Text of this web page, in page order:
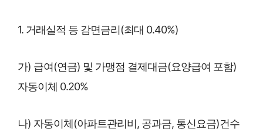
1. 거래실적 등 감면금리(최대 0.40%)
가) 급여(연금) 및 가맹점 결제대금(요양급여 포함)
자동이체 0.20%
나) 자동이체(아파트관리비, 공과금, 통신요금)건수